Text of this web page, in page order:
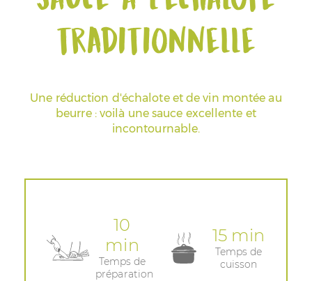
Espace Pros & Presse
traditionnelle
Une réduction d'échalote et de vin montée au
beurre : voilà une sauce excellente et
incontournable.
10
min
Temps de
préparation
15 min
Temps de
cuisson